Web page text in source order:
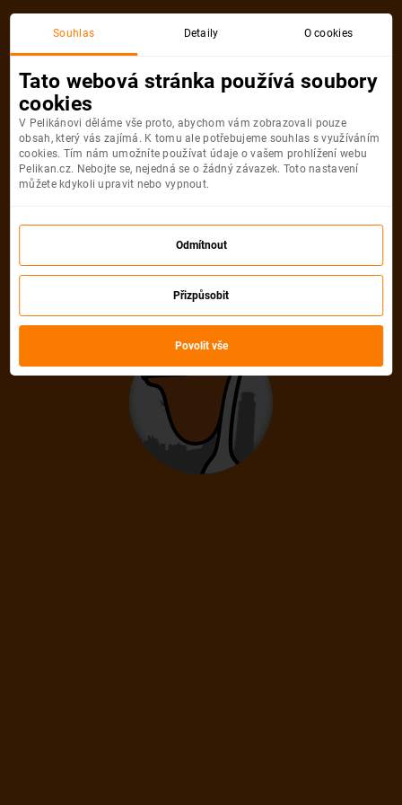
Akční letenka
Litujeme, akční letenka do města už
není dostupná
Vybrat jinou akční letenku
Souhlas Detaily O cookies
Tato webová stránka používá soubory
cookies
V Pelikánovi děláme vše proto, abychom vám zobrazovali pouze
obsah, který vás zajímá. K tomu ale potřebujeme souhlas s využíváním
cookies. Tím nám umožníte používat údaje o vašem prohlížení webu
Pelikan.cz. Nebojte se, nejedná se o žádný závazek. Toto nastavení
můžete kdykoli upravit nebo vypnout.
Odmítnout
Přizpůsobit
Povolit vše